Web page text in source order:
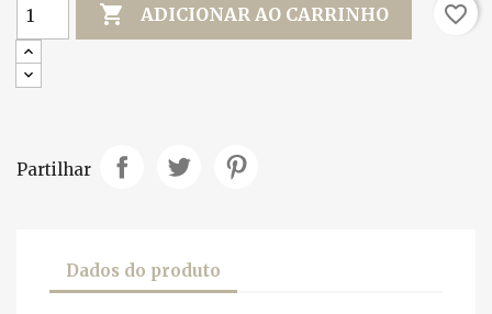
 ADICIONAR AO CARRINHO favorite_border
Partilhar
Dados do produto